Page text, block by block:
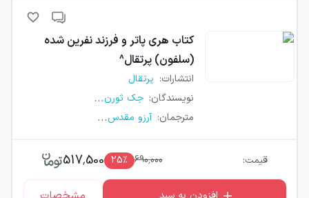
کتاب هری پاتر و فرزند نفرین شده
(سلفون) پرتقال^
انتشارات: پرتقال
نویسندگان: جک ثورن...
مترجمان: آرزو مقدس...
قیمت: 690,000
25٪ 517,500